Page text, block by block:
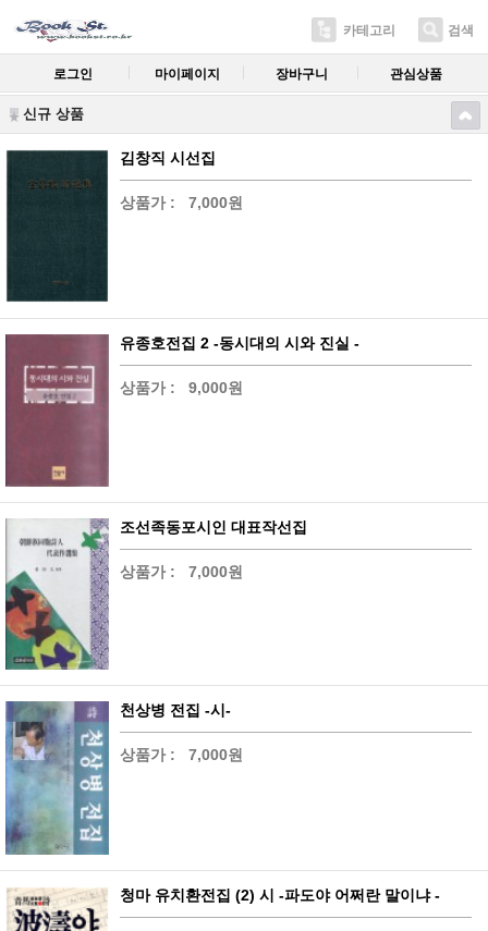
카테고리 검색
로그인 마이페이지 장바구니 관심상품
신규 상품
김창직 시선집
상품가 : 7,000원
유종호전집 2 -동시대의 시와 진실 -
상품가 : 9,000원
조선족동포시인 대표작선집
상품가 : 7,000원
천상병 전집 -시-
상품가 : 7,000원
청마 유치환전집 (2) 시 -파도야 어쩌란 말이냐 -